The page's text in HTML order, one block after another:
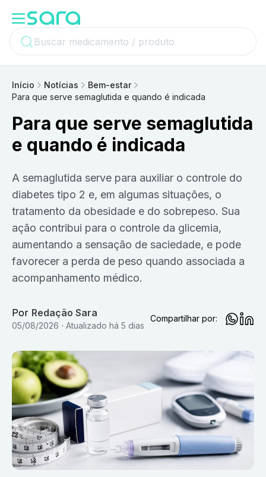
Início Notícias
Bem-estar
Para que serve semaglutida e quando é indicada
Para que serve semaglutida
e quando é indicada
A semaglutida serve para auxiliar o controle do
diabetes tipo 2 e, em algumas situações, o
tratamento da obesidade e do sobrepeso. Sua
ação contribui para o controle da glicemia,
aumentando a sensação de saciedade, e pode
favorecer a perda de peso quando associada a
acompanhamento médico.
Por Redação Sara
05/08/2026 Atualizado há 5 dias
Compartilhar por: